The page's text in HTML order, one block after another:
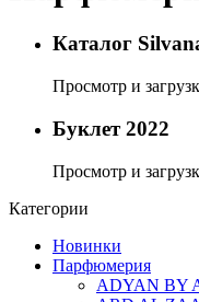
Каталог
Просмотр и
Буклет 2022
Просмотр и
Категории
Новинки
Парфюмерия
ADYAN BY